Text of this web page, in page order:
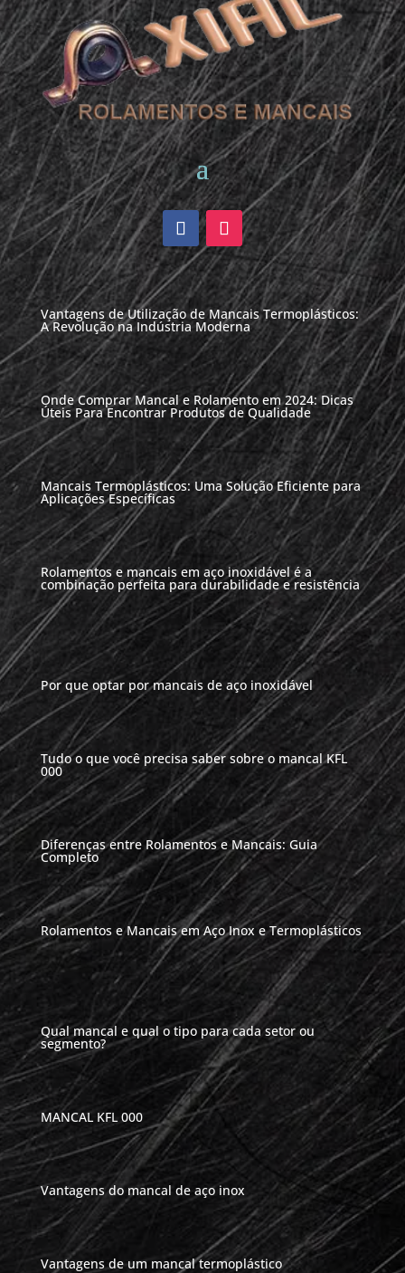
Vantagens de Utilização de Mancais Termoplásticos:
A Revolução na Indústria Moderna
Onde Comprar Mancal e Rolamento em 2024: Dicas
Úteis Para Encontrar Produtos de Qualidade
Mancais Termoplásticos: Uma Solução Eficiente para
Aplicações Específicas
Rolamentos e mancais em aço inoxidável é a
combinação perfeita para durabilidade e resistência
Por que optar por mancais de aço inoxidável
Tudo o que você precisa saber sobre o mancal KFL
000
Diferenças entre Rolamentos e Mancais: Guia
Completo
Rolamentos e Mancais em Aço Inox e Termoplásticos
Qual mancal e qual o tipo para cada setor ou
segmento?
MANCAL KFL 000
Vantagens do mancal de aço inox
Vantagens de um mancal termoplástico